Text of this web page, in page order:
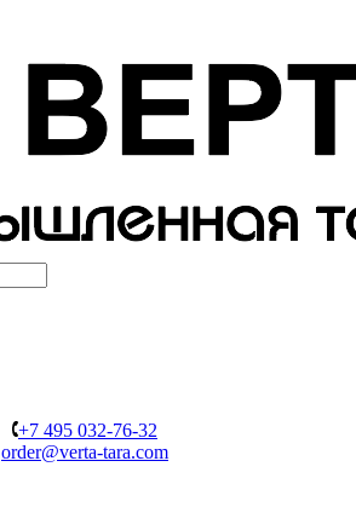
+7 495 032-76-32
order@verta-tara.com